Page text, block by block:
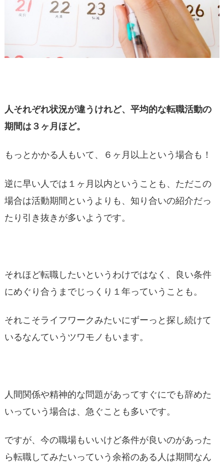
人それぞれ状況が違うけれど、平均的な転職活動の
期間は３ヶ月ほど。
もっとかかる人もいて、６ヶ月以上という場合も！
逆に早い人では１ヶ月以内ということも、ただこの
場合は活動期間というよりも、知り合いの紹介だっ
たり引き抜きが多いようです。
それほど転職したいというわけではなく、良い条件
にめぐり合うまでじっくり１年っていうことも。
それこそライフワークみたいにずーっと探し続けて
いるなんていうツワモノもいます。
人間関係や精神的な問題があってすぐにでも辞めた
いっていう場合は、急ぐことも多いです。
ですが、今の職場もいいけど条件が良いのがあった
ら転職してみたいっていう余裕のある人は期間なん